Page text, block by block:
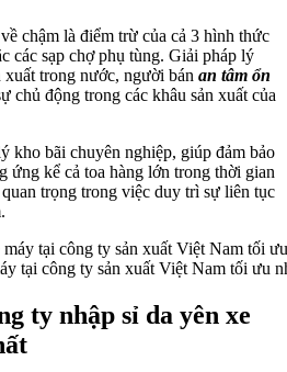
chậm là điểm trừ của cả 3 hình thức
các sạp chợ phụ tùng. Giải pháp lý
trong nước, người bán an tâm ổn
chủ động trong các khâu sản xuất của
kho bãi chuyên nghiệp, giúp đảm bảo
ứng kể cả toa hàng lớn trong thời gian
trọng trong việc duy trì sự liên tục
tại công ty sản xuất Việt Nam tối ưu
ty nhập sỉ da yên xe